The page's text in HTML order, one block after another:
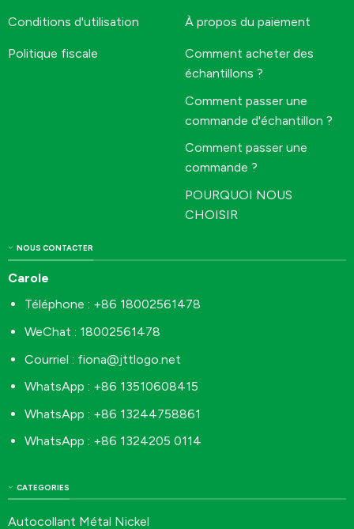
Conditions d'utilisation
Politique fiscale
À propos du paiement
Comment acheter des
échantillons ?
Comment passer une
commande d'échantillon ?
Comment passer une
commande ?
POURQUOI NOUS
CHOISIR
CATEGORIES
Autocollant Métal Nickel
NOUS CONTACTER
Carole
Téléphone : +86 18002561478
WeChat : 18002561478
Courriel : fiona@jttlogo.net
WhatsApp : +86 13510608415
WhatsApp : +86 13244758861
WhatsApp : +86 1324205 0114